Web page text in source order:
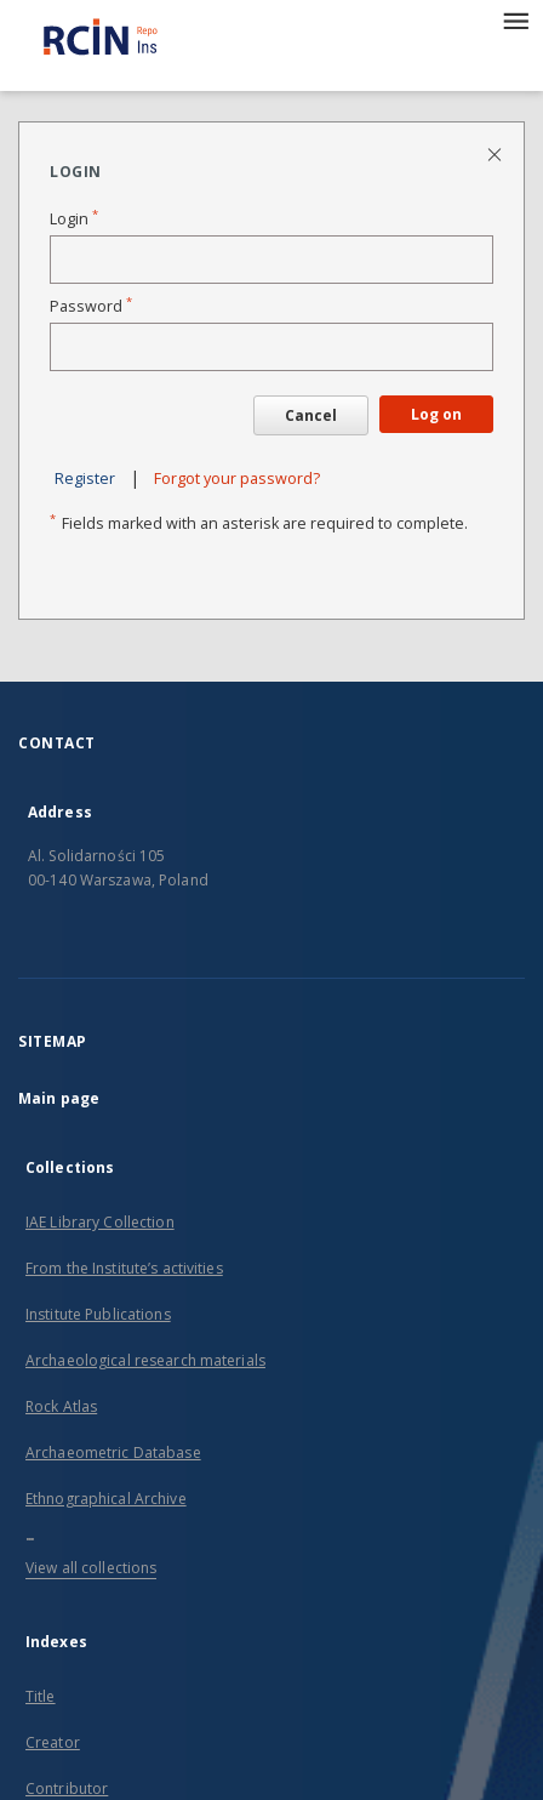
LOGIN
Login *
Password *
Cancel Log on
Register | Forgot your password?
* Fields marked with an asterisk are required to complete.
CONTACT
Address
Al. Solidarności 105
00-140 Warszawa, Poland
SITEMAP
Main page
Collections
IAE Library Collection
From the Institute’s activities
Institute Publications
Archaeological research materials
Rock Atlas
Archaeometric Database
Ethnographical Archive
...
View all collections
Indexes
Title
Creator
Contributor